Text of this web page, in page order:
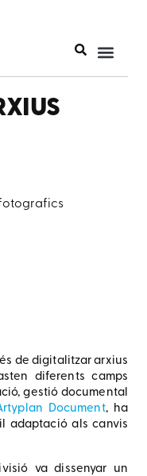
de digitalitzar arxius
diferents camps
gestió documental
Document, ha
adaptació als canvis
va dissenyar un